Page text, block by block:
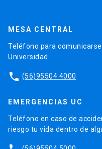
MESA CENTRAL
Teléfono para
Universidad.
phone (56)95504 4000
EMERGENCIAS UC
Teléfono en caso de
riesgo tu vida dentro de